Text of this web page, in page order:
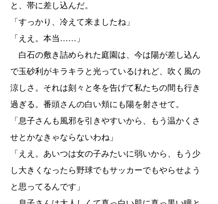
と、帯に差し込んだ。
「すっかり、冷えて来ましたね」
「ええ。本当……」
白石の敷き詰められた庭園は、今は陽が差し込ん
で玉砂利がキラキラと光っているけれど、吹く風の
涼しさ。それは刻々と冬を告げて私たちの間も行き
過ぎる。番頭さんの白い頬にも陽を射させて。
「息子さんも風邪を引きやすいから、もう温かくさ
せとかなきゃならないわね」
「ええ。あいつは女の子みたいに弱いから、もう少
し大きくなったら野球でもサッカーでもやらせよう
と思ってるんです」